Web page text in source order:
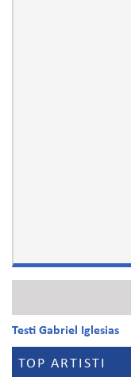
Testi Gabriel Iglesias
TOP ARTISTI